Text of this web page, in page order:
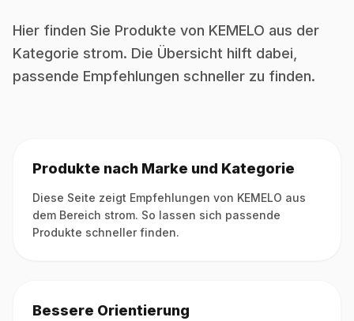
Hier finden Sie Produkte von KEMELO aus der
Kategorie strom. Die Übersicht hilft dabei,
passende Empfehlungen schneller zu finden.
Produkte nach Marke und Kategorie
Diese Seite zeigt Empfehlungen von KEMELO aus
dem Bereich strom. So lassen sich passende
Produkte schneller finden.
Bessere Orientierung